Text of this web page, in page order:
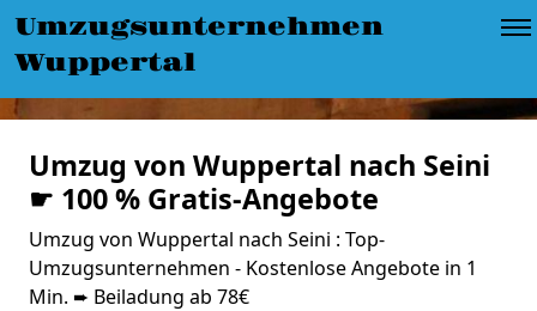
Umzugsunternehmen
Wuppertal
Umzug von Wuppertal nach Seini
☛ 100 % Gratis-Angebote
Umzug von Wuppertal nach Seini : Top-
Umzugsunternehmen - Kostenlose Angebote in 1
Min. ➨ Beiladung ab 78€